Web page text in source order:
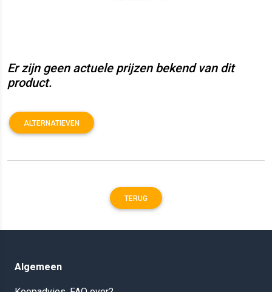
Er zijn geen actuele prijzen bekend van dit
product.
ALTERNATIEVEN
TERUG
Algemeen